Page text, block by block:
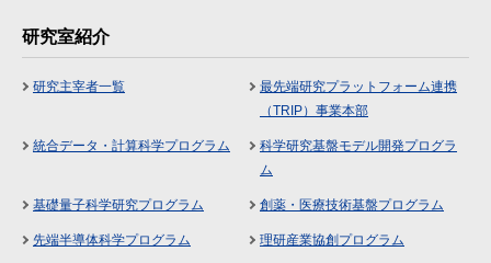
研究室紹介
研究主宰者一覧
最先端研究プラットフォーム連携
（TRIP）事業本部
統合データ・計算科学プログラム
科学研究基盤モデル開発プログラ
ム
基礎量子科学研究プログラム 創薬・医療技術基盤プログラム
先端半導体科学プログラム 理研産業協創プログラム